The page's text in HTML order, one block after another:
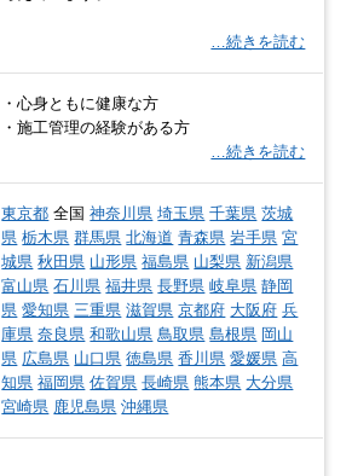
…続きを読む
・心身ともに健康な方
・施工管理の経験がある方
…続きを読む
東京都 全国神奈川県 埼玉県 千葉県 茨城
県 栃木県 群馬県 北海道 青森県 岩手県 宮
城県 秋田県 山形県 福島県 山梨県 新潟県
富山県 石川県 福井県 長野県 岐阜県 静岡
県 愛知県 三重県 滋賀県 京都府 大阪府 兵
庫県 奈良県 和歌山県 鳥取県 島根県 岡山
県 広島県 山口県 徳島県 香川県 愛媛県 高
知県 福岡県 佐賀県 長崎県 熊本県 大分県
宮崎県 鹿児島県 沖縄県